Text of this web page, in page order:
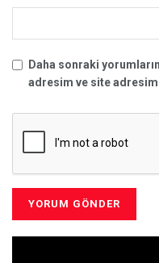
Daha sonraki
adresim ve site adresim